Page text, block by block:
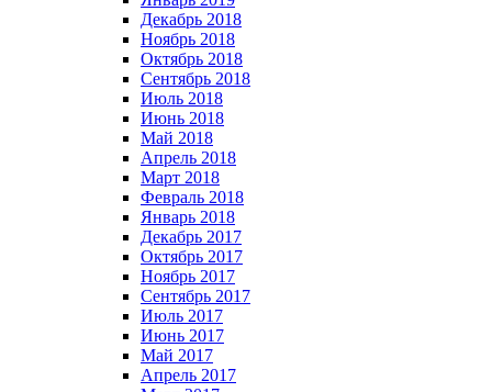
Декабрь 2018
Ноябрь 2018
Октябрь 2018
Сентябрь 2018
Июль 2018
Июнь 2018
Май 2018
Апрель 2018
Март 2018
Февраль 2018
Январь 2018
Декабрь 2017
Октябрь 2017
Ноябрь 2017
Сентябрь 2017
Июль 2017
Июнь 2017
Май 2017
Апрель 2017